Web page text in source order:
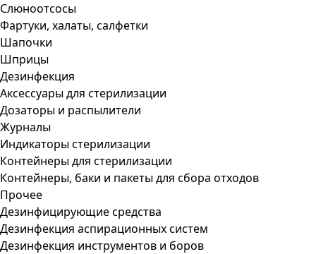
Слюноотсосы
Фартуки, халаты, салфетки
Шапочки
Шприцы
Дезинфекция
Аксессуары для стерилизации
Дозаторы и распылители
Журналы
Индикаторы стерилизации
Контейнеры для стерилизации
Контейнеры, баки и пакеты для сбора отходов
Прочее
Дезинфицирующие средства
Дезинфекция аспирационных систем
Дезинфекция инструментов и боров